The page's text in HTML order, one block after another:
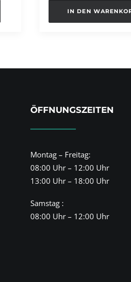
IN DEN
ÖFFNUNGSZEITEN
Montag – Freitag:
08:00 Uhr – 12:00 Uhr
13:00 Uhr – 18:00 Uhr
Samstag :
08:00 Uhr – 12:00 Uhr